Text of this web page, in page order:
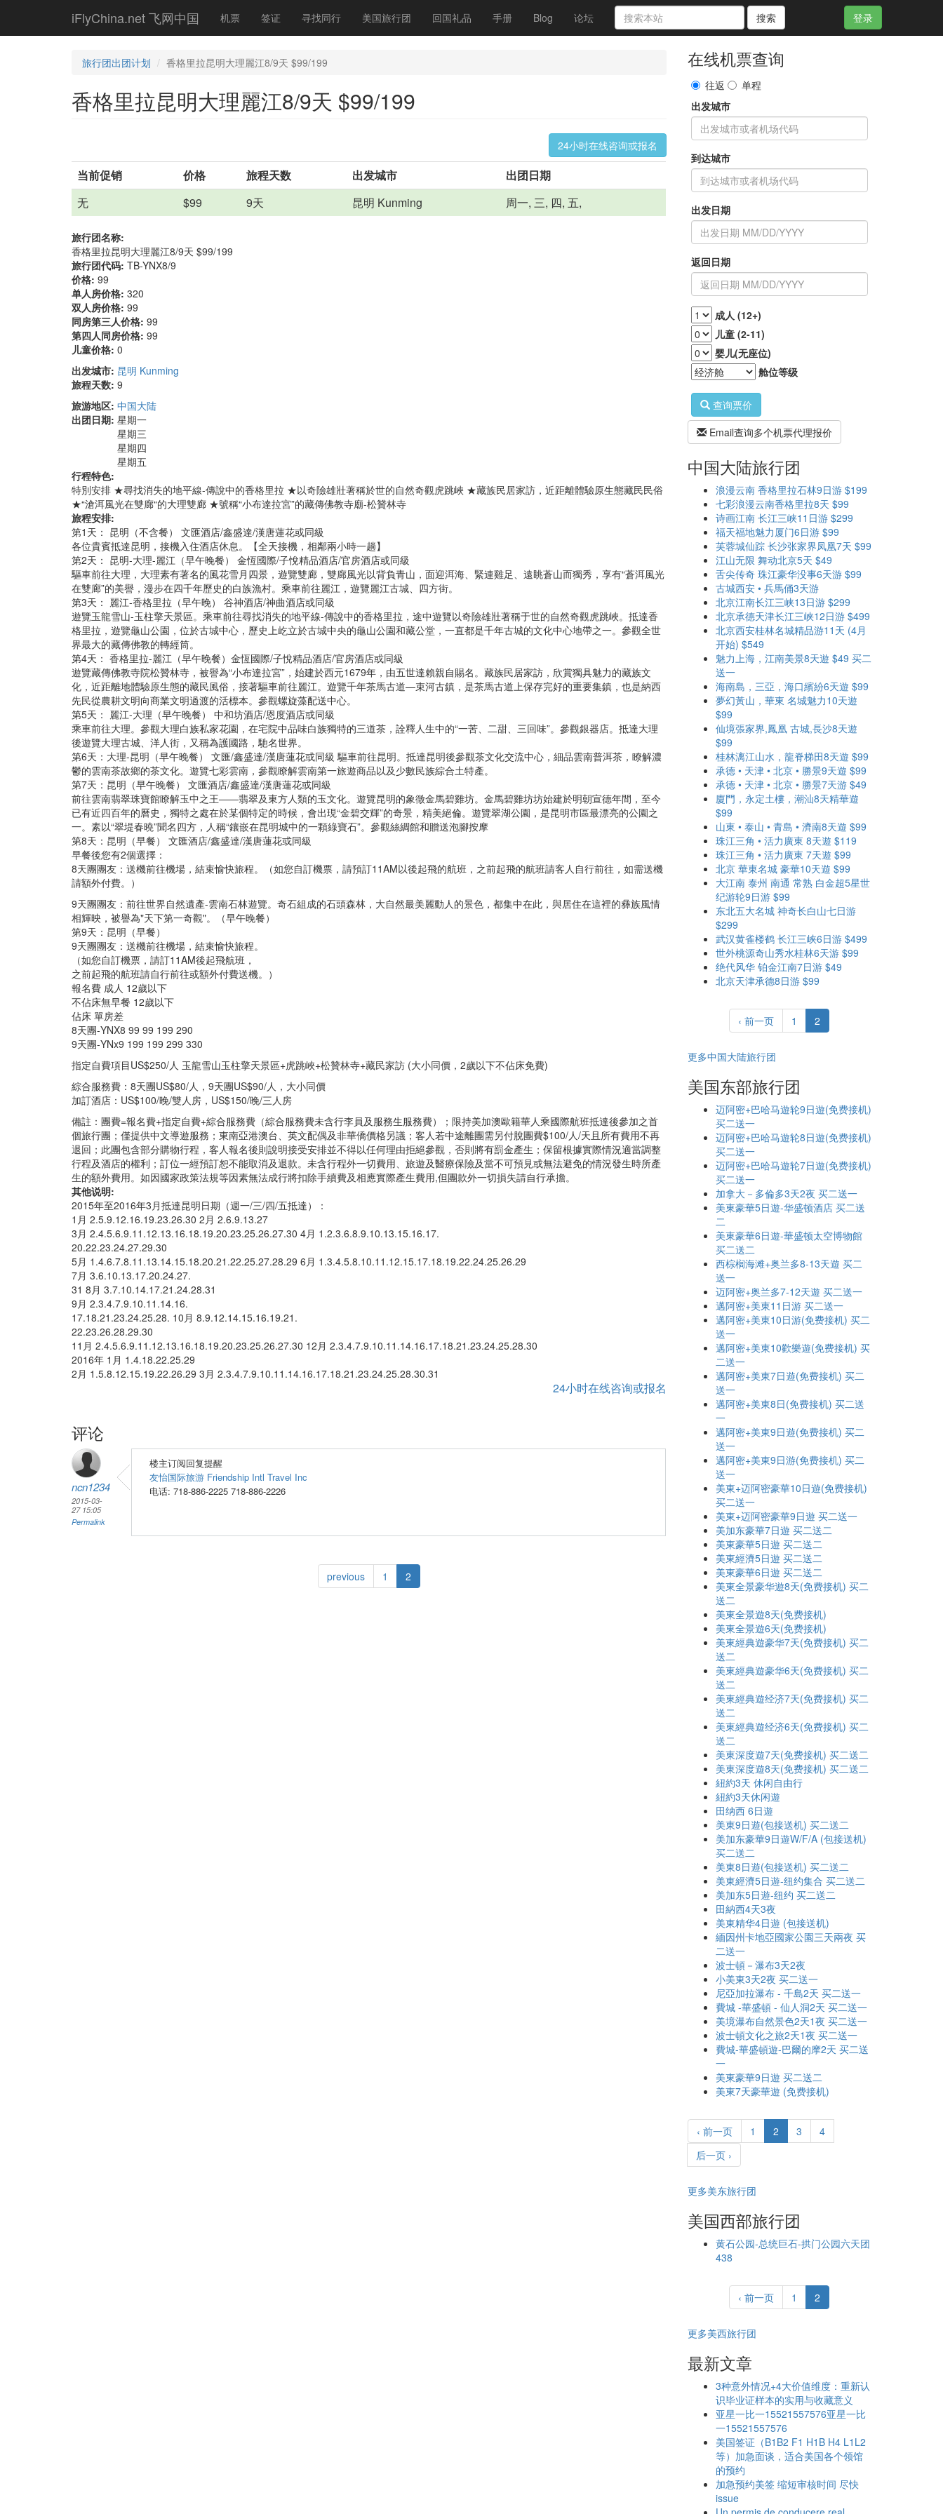
main
iFlyChina.net 飞网中国 机票 签证 寻找同行 美国旅行团 回国礼品 手册 Blog 论坛 搜索 登录
旅行团出团计划 香格里拉昆明大理麗江8/9天 $99/199
香格里拉昆明大理麗江8/9天 $99/199
24小时在线咨询或报名
当前促销 价格 旅程天数 出发城市
出团日期
无
$99 9天 昆明 Kunming 周一, 三, 四, 五,
旅行团名称:
香格里拉昆明大理麗江8/9天 $99/199
旅行团代码: TB-YNX8/9
价格: 99
单人房价格: 320
双人房价格: 99
同房第三人价格: 99
第四人同房价格: 99
儿童价格: 0
出发城市: 昆明 Kunming
旅程天数: 9
旅游地区: 中国大陆
出团日期: 星期一
星期三
星期四
星期五
行程特色:
特別安排 ★尋找消失的地平線-傳說中的香格里拉 ★以奇險雄壯著稱於世的自然奇觀虎跳峽 ★藏族民居家訪，近距離體驗原生態藏民民俗
★“滄洱風光在雙廊“的大理雙廊 ★號稱“小布達拉宮”的藏傳佛教寺廟-松贊林寺
旅程安排:
第1天： 昆明（不含餐） 文匯酒店/鑫盛達/漢唐蓮花或同級
各位貴賓抵達昆明，接機入住酒店休息。【全天接機，相鄰兩小時一趟】
第2天： 昆明-大理-麗江（早午晚餐） 金恆國際/子悅精品酒店/官房酒店或同級
驅車前往大理，大理素有著名的風花雪月四景，遊覽雙廊，雙廊風光以背負青山，面迎洱海、緊連雞足、遠眺蒼山而獨秀，享有“蒼洱風光
在雙廊”的美譽，漫步在四千年歷史的白族漁村。乘車前往麗江，遊覽麗江古城、四方街。
第3天： 麗江-香格里拉（早午晚） 谷神酒店/神曲酒店或同級
遊覽玉龍雪山-玉柱擎天景區。乘車前往尋找消失的地平線-傳說中的香格里拉，途中遊覽以奇險雄壯著稱于世的自然奇觀虎跳峽。抵達香
格里拉，遊覽龜山公園，位於古城中心，歷史上屹立於古城中央的龜山公園和藏公堂，一直都是千年古城的文化中心地帶之一。參觀全世
界最大的藏傳佛教的轉經筒。
第4天： 香格里拉-麗江（早午晚餐）金恆國際/子悅精品酒店/官房酒店或同級
遊覽藏傳佛教寺院松贊林寺，被譽為“小布達拉宮”，始建於西元1679年，由五世達賴親自賜名。藏族民居家訪，欣賞獨具魅力的藏族文
化，近距離地體驗原生態的藏民風俗，接著驅車前往麗江。遊覽千年茶馬古道—束河古鎮，是茶馬古道上保存完好的重要集鎮，也是納西
先民從農耕文明向商業文明過渡的活標本。參觀螺旋藻配送中心。
第5天： 麗江-大理（早午晚餐） 中和坊酒店/恩度酒店或同級
乘車前往大理。參觀大理白族私家花園，在宅院中品味白族獨特的三道茶，詮釋人生中的“一苦、二甜、三回味”。參觀銀器店。抵達大理
後遊覽大理古城、洋人街，又稱為護國路，馳名世界。
第6天：大理-昆明（早午晚餐） 文匯/鑫盛達/漢唐蓮花或同級 驅車前往昆明。抵達昆明後參觀茶文化交流中心，細品雲南普洱茶，瞭解濃
鬱的雲南茶故鄉的茶文化。遊覽七彩雲南，參觀瞭解雲南第一旅遊商品以及少數民族綜合土特產。
第7天：昆明（早午晚餐） 文匯酒店/鑫盛達/漢唐蓮花或同級
前往雲南翡翠珠寶館瞭解玉中之王——翡翠及東方人類的玉文化。遊覽昆明的象徵金馬碧雞坊。金馬碧雞坊坊始建於明朝宣德年間，至今
已有近四百年的曆史，獨特之處在於某個特定的時候，會出現“金碧交輝”的奇景，精美絕倫。遊覽翠湖公園，是昆明市區最漂亮的公園之
一。素以“翠堤春曉”聞名四方，人稱“鑲嵌在昆明城中的一顆綠寶石”。參觀絲綢館和贈送泡腳按摩
第8天：昆明（早餐） 文匯酒店/鑫盛達/漢唐蓮花或同級
早餐後您有2個選擇：
8天團團友：送機前往機場，結束愉快旅程。（如您自訂機票，請預訂11AM以後起飛的航班，之前起飛的航班請客人自行前往，如需送機
請額外付費。）
9天團團友：前往世界自然遺產-雲南石林遊覽。奇石組成的石頭森林，大自然最美麗動人的景色，都集中在此，與居住在這裡的彝族風情
相輝映，被譽為"天下第一奇觀"。（早午晚餐）
第9天：昆明（早餐）
9天團團友：送機前往機場，結束愉快旅程。
（如您自訂機票，請訂11AM後起飛航班，
之前起飛的航班請自行前往或額外付費送機。）
報名費 成人 12歲以下
不佔床無早餐 12歲以下
佔床 單房差
8天團-YNX8 99 99 199 290
9天團-YNx9 199 199 299 330
指定自費項目US$250/人 玉龍雪山玉柱擎天景區+虎跳峽+松贊林寺+藏民家訪 (大小同價，2歲以下不佔床免費)
綜合服務費：8天團US$80/人，9天團US$90/人，大小同價
加訂酒店：US$100/晚/雙人房，US$150/晚/三人房
備註：團費=報名費+指定自費+綜合服務費（綜合服務費未含行李員及服務生服務費）；限持美加澳歐籍華人乘國際航班抵達後參加之首
個旅行團；僅提供中文導遊服務；東南亞港澳台、英文配偶及非華僑價格另議；客人若中途離團需另付脫團費$100/人/天且所有費用不再
退回；此團包含部分購物行程，客人報名後則說明接受安排並不得以任何理由拒絕參觀，否則將有罰金產生；保留根據實際情況適當調整
行程及酒店的權利；訂位一經預訂恕不能取消及退款。未含行程外一切費用、旅遊及醫療保險及當不可預見或無法避免的情況發生時所產
生的額外費用。如因國家政策法規等因素無法成行將扣除手續費及相應實際產生費用,但團款外一切損失請自行承擔。
其他说明:
2015年至2016年3月抵達昆明日期（週一/三/四/五抵達）：
1月 2.5.9.12.16.19.23.26.30 2月 2.6.9.13.27
3月 2.4.5.6.9.11.12.13.16.18.19.20.23.25.26.27.30 4月 1.2.3.6.8.9.10.13.15.16.17.
20.22.23.24.27.29.30
5月 1.4.6.7.8.11.13.14.15.18.20.21.22.25.27.28.29 6月 1.3.4.5.8.10.11.12.15.17.18.19.22.24.25.26.29
7月 3.6.10.13.17.20.24.27.
31 8月 3.7.10.14.17.21.24.28.31
9月 2.3.4.7.9.10.11.14.16.
17.18.21.23.24.25.28. 10月 8.9.12.14.15.16.19.21.
22.23.26.28.29.30
11月 2.4.5.6.9.11.12.13.16.18.19.20.23.25.26.27.30 12月 2.3.4.7.9.10.11.14.16.17.18.21.23.24.25.28.30
2016年 1月 1.4.18.22.25.29
2月 1.5.8.12.15.19.22.26.29 3月 2.3.4.7.9.10.11.14.16.17.18.21.23.24.25.28.30.31
24小时在线咨询或报名
评论
ncn1234
2015-03-
27 15:05
Permalink
楼主订阅回复提醒
友怡国际旅游 Friendship Intl Travel Inc
电话: 718-886-2225 718-886-2226
previous 1 2
在线机票查询
往返
单程
出发城市
到达城市
出发日期
返回日期
成人 (12+)
儿童 (2-11)
婴儿(无座位)
舱位等级
查询票价
Email查询多个机票代理报价
中国大陆旅行团
浪漫云南 香格里拉石林9日游 $199
七彩浪漫云南香格里拉8天 $99
诗画江南 长江三峡11日游 $299
福天福地魅力厦门6日游 $99
芙蓉城仙踪 长沙张家界凤凰7天 $99
江山无限 舞动北京5天 $49
舌尖传奇 珠江豪华没事6天游 $99
古城西安 • 兵馬俑3天游
北京江南长江三峡13日游 $299
北京承德天津长江三峡12日游 $499
北京西安桂林名城精品游11天 (4月
开始) $549
魅力上海，江南美景8天遊 $49 买二
送一
海南島，三亞，海口繽紛6天遊 $99
夢幻黃山，華東 名城魅力10天遊
$99
仙境張家界,鳳凰 古城,長沙8天遊
$99
桂林漓江山水，龍脊梯田8天遊 $99
承德 • 天津 • 北京 • 勝景9天遊 $99
承德 • 天津 • 北京 • 勝景7天游 $49
廈門，永定土樓，潮汕8天精華遊
$99
山東 • 泰山 • 青島 • 濟南8天遊 $99
珠江三角 • 活力廣東 8天遊 $119
珠江三角 • 活力廣東 7天遊 $99
北京 華東名城 豪華10天遊 $99
大江南 泰州 南通 常熟 白金超5星世
纪游轮9日游 $99
东北五大名城 神奇长白山七日游
$299
武汉黄雀楼鹤 长江三峡6日游 $499
世外桃源奇山秀水桂林6天游 $99
绝代风华 铂金江南7日游 $49
北京天津承德8日游 $99
‹ 前一页 1 2
更多中国大陆旅行团
美国东部旅行团
迈阿密+巴哈马遊轮9日遊(免费接机)
买二送一
迈阿密+巴哈马遊轮8日遊(免费接机)
买二送一
迈阿密+巴哈马遊轮7日遊(免费接机)
买二送一
加拿大－多倫多3天2夜 买二送一
美東豪華5日遊-华盛顿酒店 买二送
二
美東豪華6日遊-華盛顿太空博物館
买二送二
西棕榈海滩+奥兰多8-13天遊 买二
送一
迈阿密+奥兰多7-12天遊 买二送一
邁阿密+美東11日游 买二送一
邁阿密+美東10日游(免费接机) 买二
送一
邁阿密+美東10歡樂遊(免费接机) 买
二送一
邁阿密+美東7日遊(免费接机) 买二
送一
邁阿密+美東8日(免费接机) 买二送
一
邁阿密+美東9日遊(免费接机) 买二
送一
邁阿密+美東9日游(免费接机) 买二
送一
美東+迈阿密豪華10日遊(免费接机)
买二送一
美東+迈阿密豪華9日遊 买二送一
美加东豪華7日遊 买二送二
美東豪華5日遊 买二送二
美東經濟5日遊 买二送二
美東豪華6日遊 买二送二
美東全景豪华遊8天(免费接机) 买二
送二
美東全景遊8天(免费接机)
美東全景遊6天(免费接机)
美東經典遊豪华7天(免费接机) 买二
送二
美東經典遊豪华6天(免费接机) 买二
送二
美東經典遊经济7天(免费接机) 买二
送二
美東經典遊经济6天(免费接机) 买二
送二
美東深度遊7天(免费接机) 买二送二
美東深度遊8天(免费接机) 买二送二
紐約3天 休闲自由行
紐約3天休闲遊
田纳西 6日遊
美東9日遊(包接送机) 买二送二
美加东豪華9日遊W/F/A (包接送机)
买二送二
美東8日遊(包接送机) 买二送二
美東經濟5日遊-纽约集合 买二送二
美加东5日遊-纽约 买二送二
田納西4天3夜
美東精华4日遊 (包接送机)
緬因州卡地亞國家公園三天兩夜 买
二送一
波士頓－瀑布3天2夜
小美東3天2夜 买二送一
尼亞加拉瀑布 - 千島2天 买二送一
費城 -華盛頓 - 仙人洞2天 买二送一
美境瀑布自然景色2天1夜 买二送一
波士頓文化之旅2天1夜 买二送一
費城-華盛頓遊-巴爾的摩2天 买二送
一
美東豪華9日遊 买二送二
美東7天豪華遊 (免费接机)
‹ 前一页 1 2 3
4
后一页 ›
更多美东旅行团
美国西部旅行团
黄石公园-总统巨石-拱门公园六天团
438
‹ 前一页 1 2
更多美西旅行团
最新文章
3种意外情况+4大价值维度：重新认
识毕业证样本的实用与收藏意义
亚星一比一15521557576亚星一比
一15521557576
美国签证（B1B2 F1 H1B H4 L1L2
等）加急面谈，适合美国各个领馆
的预约
加急预约美签 缩短审核时间 尽快
issue